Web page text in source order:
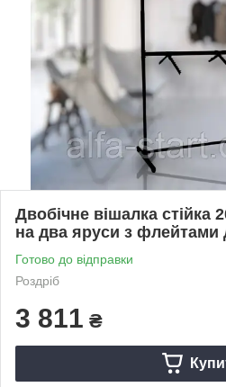
Двобічне вішалка стійка
на два яруси з флейтами
Готово до відправки
Роздріб
3 811 ₴